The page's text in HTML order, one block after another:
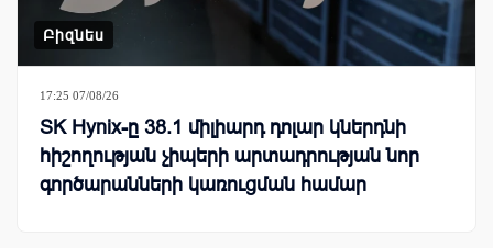
Բիզնես
17:25 07/08/26
SK Hynix-ը 38.1 միլիարդ դոլար կներդնի
հիշողության չիպերի արտադրության նոր
գործարանների կառուցման համար